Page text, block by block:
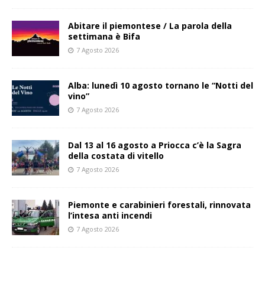
Abitare il piemontese / La parola della
settimana è Bifa
7 Agosto 2026
Alba: lunedì 10 agosto tornano le “Notti del
vino”
7 Agosto 2026
Dal 13 al 16 agosto a Priocca c’è la Sagra
della costata di vitello
7 Agosto 2026
Piemonte e carabinieri forestali, rinnovata
l’intesa anti incendi
7 Agosto 2026